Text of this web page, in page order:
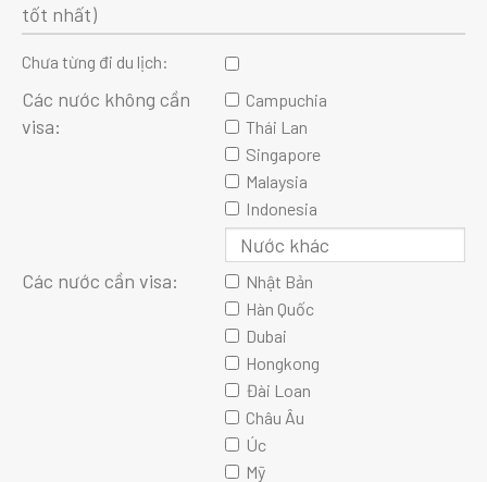
tốt nhất)
Chưa từng đi du lịch:
Các nước không cần
visa:
Campuchia
Thái Lan
Singapore
Malaysia
Indonesia
Các nước cần visa:
Nhật Bản
Hàn Quốc
Dubai
Hongkong
Đài Loan
Châu Âu
Úc
Mỹ